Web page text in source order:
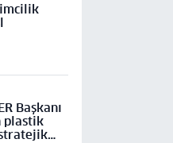
Başkanı
plastik